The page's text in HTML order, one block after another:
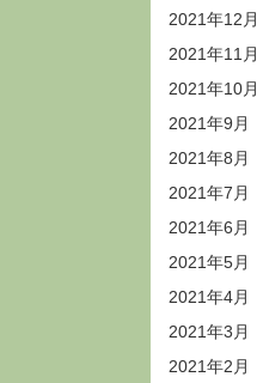
2021年12月
2021年11月
2021年10月
2021年9月
2021年8月
2021年7月
2021年6月
2021年5月
2021年4月
2021年3月
2021年2月